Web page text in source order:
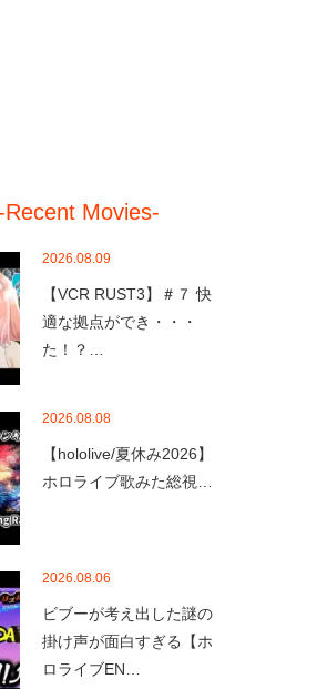
Movies-
2026.08.09
【VCR RUST3】＃７ 快
適な拠点ができ・・・
た！？…
2026.08.08
【hololive/夏休み2026】
ホロライブ歌みた総視…
2026.08.06
ビブーが考え出した謎の
掛け声が面白すぎる【ホ
ロライブEN…